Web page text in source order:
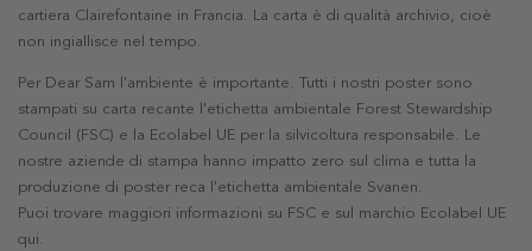
cartiera Clairefontaine in Francia. La carta è di qualità archivio, cioè
non ingiallisce nel tempo.
Per Dear Sam l'ambiente è importante. Tutti i nostri poster sono
stampati su carta recante l'etichetta ambientale Forest Stewardship
Council (FSC) e la Ecolabel UE per la silvicoltura responsabile. Le
nostre aziende di stampa hanno impatto zero sul clima e tutta la
produzione di poster reca l'etichetta ambientale Svanen.
Puoi trovare maggiori informazioni su FSC e sul marchio Ecolabel UE
qui.